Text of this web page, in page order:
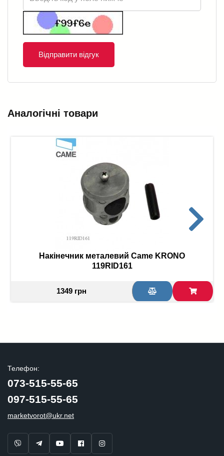
Відправити відгук
Аналогічні товари
Накінечник металевий Came KRONO
119RID161
1349 грн
Телефон:
073-515-55-65
097-515-55-65
marketvorot@ukr.net